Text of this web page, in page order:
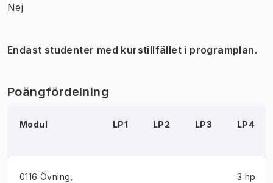
Nej
Endast studenter med kurstillfället i programplan.
Poängfördelning
Modul LP1 LP2 LP3 LP4
0116 Övning 3 hp